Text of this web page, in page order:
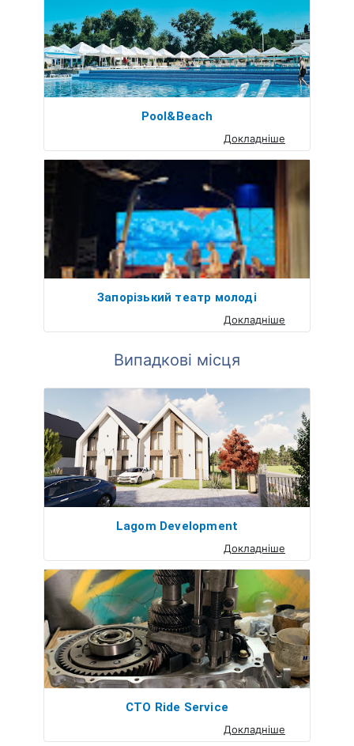
Pool&Beach
Докладніше
Запорізький театр молоді
Докладніше
Випадкові місця
Lagom Development
Докладніше
СТО Ride Service
Докладніше